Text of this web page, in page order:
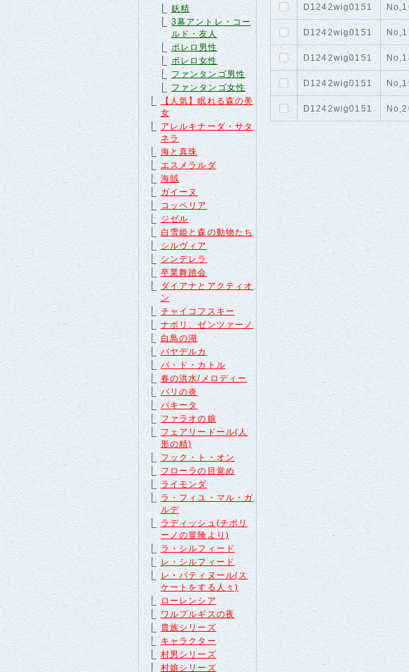
妖精
3幕アントレ・コー
ルド・友人
ボレロ男性
ボレロ女性
ファンタンゴ男性
ファンタンゴ女性
【人気】眠れる森の美
女
アレルキナーダ・サタ
ネラ
海と真珠
エスメラルダ
海賊
ガイーヌ
コッペリア
ジゼル
白雪姫と森の動物たち
シルヴィア
シンデレラ
卒業舞踏会
ダイアナとアクティオ
ン
チャイコフスキー
ナポリ、ゼンツァーノ
白鳥の湖
バヤデルカ
パ・ド・カトル
春の洪水/メロディー
パリの炎
パキータ
ファラオの娘
フェアリードール(人
形の精)
フック・ト・オン
フローラの目覚め
ライモンダ
ラ・フィユ・マル・ガ
ルデ
ラディッシュ(チポリ
ーノの冒険より)
ラ・シルフィード
レ・シルフィード
レ・パティヌール(ス
ケートをする人々)
ローレンシア
ワルプルギスの夜
貴族シリーズ
キャラクター
村男シリーズ
村娘シリーズ
D1242wig0151
D1242wig0151
D1242wig0151
D1242wig0151
D1242wig0151